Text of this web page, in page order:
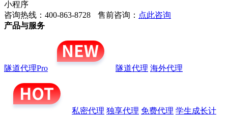
小程序
咨询热线：400-863-8728
售前咨询： 点此咨询
产品与服务
隧道代理Pro 隧道代理 海外代理
私密代理 独享代理 免费代理 学生成长计